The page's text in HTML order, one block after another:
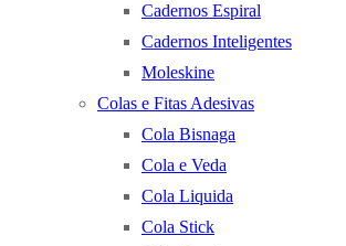
Cadernos Espiral
Cadernos Inteligentes
Moleskine
Colas e Fitas Adesivas
Cola Bisnaga
Cola e Veda
Cola Liquida
Cola Stick